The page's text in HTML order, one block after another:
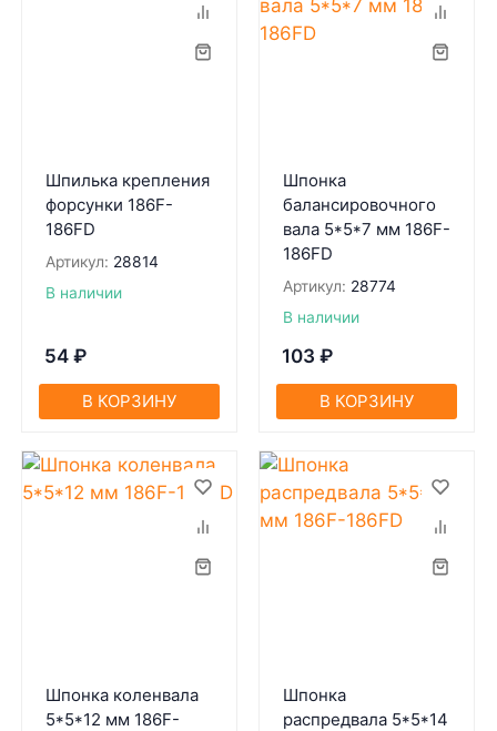
Шпилька крепления
форсунки 186F-
186FD
Артикул: 28814
В наличии
54 ₽
В КОРЗИНУ
Шпонка
балансировочного
вала 5*5*7 мм 186F-
186FD
Артикул: 28774
В наличии
103 ₽
В КОРЗИНУ
Шпонка коленвала
5*5*12 мм 186F-
Шпонка
распредвала 5*5*14